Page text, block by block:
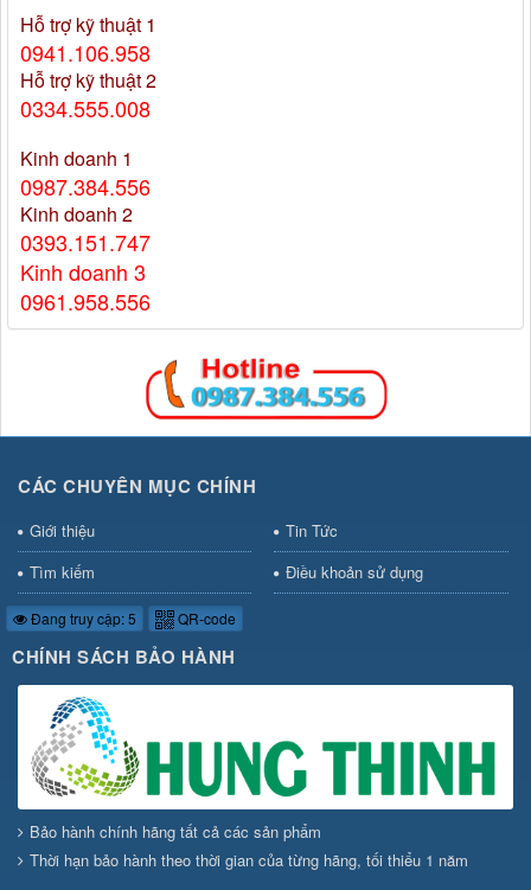
Hỗ trợ kỹ thuật 1
0941.106.958
Hỗ trợ kỹ thuật 2
0334.555.008
Kinh doanh 1
0987.384.556
Kinh doanh 2
0393.151.747
Kinh doanh 3
0961.958.556
CÁC CHUYÊN MỤC CHÍNH
Giới thiệu
Tin Tức
Tìm kiếm
Điều khoản sử dụng
Đang truy cập: 5 QR-code
CHÍNH SÁCH BẢO HÀNH
Bảo hành chính hãng tất cả các sản phẩm
Thời hạn bảo hành theo thời gian của từng hãng, tối thiểu 1 năm